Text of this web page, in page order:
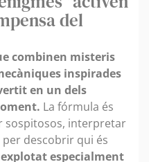
del
combinen misteris
inspirades
en un dels
La fórmula és
sospitosos, interpretar
descobrir qui és
especialment